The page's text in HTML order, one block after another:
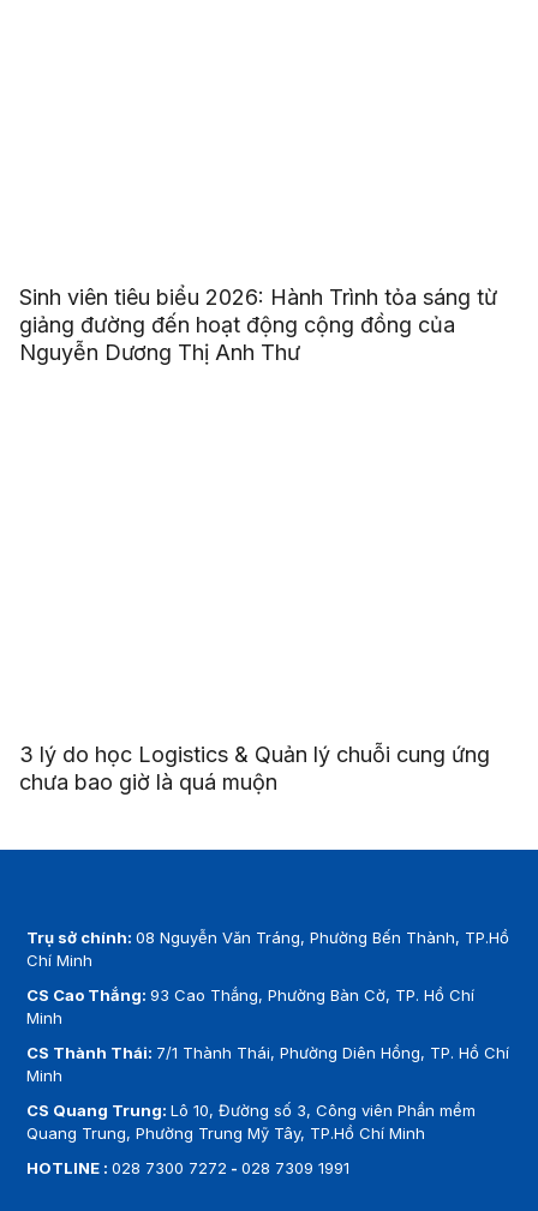
Sinh viên tiêu biểu 2026: Hành Trình tỏa sáng từ
giảng đường đến hoạt động cộng đồng của
Nguyễn Dương Thị Anh Thư
3 lý do học Logistics & Quản lý chuỗi cung ứng
chưa bao giờ là quá muộn
Trụ sở chính:08 Nguyễn Văn Tráng, Phường Bến Thành, TP.Hồ
Chí Minh
CS Cao Thắng:93 Cao Thắng, Phường Bàn Cờ, TP. Hồ Chí
Minh
CS Thành Thái: 7/1 Thành Thái, Phường Diên Hồng, TP. Hồ Chí
Minh
CS Quang Trung:Lô 10, Đường số 3, Công viên Phần mềm
Quang Trung, Phường Trung Mỹ Tây, TP.Hồ Chí Minh
HOTLINE :028 7300 7272 -028 7309 1991